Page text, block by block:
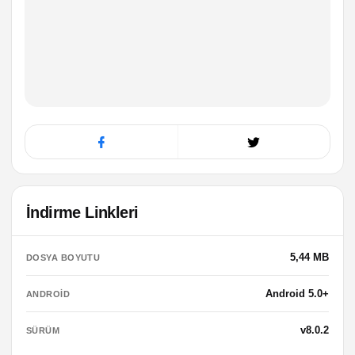
İndirme Linkleri
DOSYA BOYUTU 5,44 MB
ANDROID Android 5.0+
SÜRÜM v8.0.2